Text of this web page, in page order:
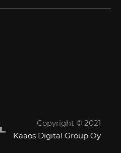
Copyright © 2021
Kaaos Digital Group Oy